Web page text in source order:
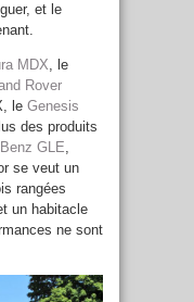
et le
MDX, le
Rover
le Genesis
des produits
GLE,
se veut un
rangées
un habitacle
ne sont